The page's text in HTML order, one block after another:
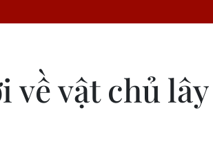
về vật chủ